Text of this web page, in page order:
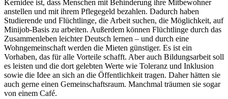
Kernidee ist, dass Menschen mit Behinderung ihre Mitbewohner
anstellen und mit ihrem Pflegegeld bezahlen. Dadurch haben
Studierende und Flüchtlinge, die Arbeit suchen, die Möglichkeit, auf
Minijob-Basis zu arbeiten. Außerdem können Flüchtlinge durch das
Zusammenleben leichter Deutsch lernen – und durch eine
Wohngemeinschaft werden die Mieten günstiger. Es ist ein
Vorhaben, das für alle Vorteile schafft. Aber auch Bildungsarbeit soll
es leisten und die dort gelebten Werte wie Toleranz und Inklusion
sowie die Idee an sich an die Öffentlichkeit tragen. Daher hätten sie
auch gerne einen Gemeinschaftsraum. Manchmal träumen sie sogar
von einem Café.